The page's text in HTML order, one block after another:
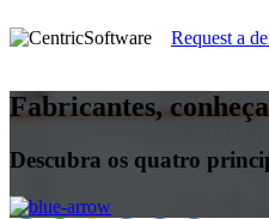
Request a
Fabricantes,
Descubra os quatro